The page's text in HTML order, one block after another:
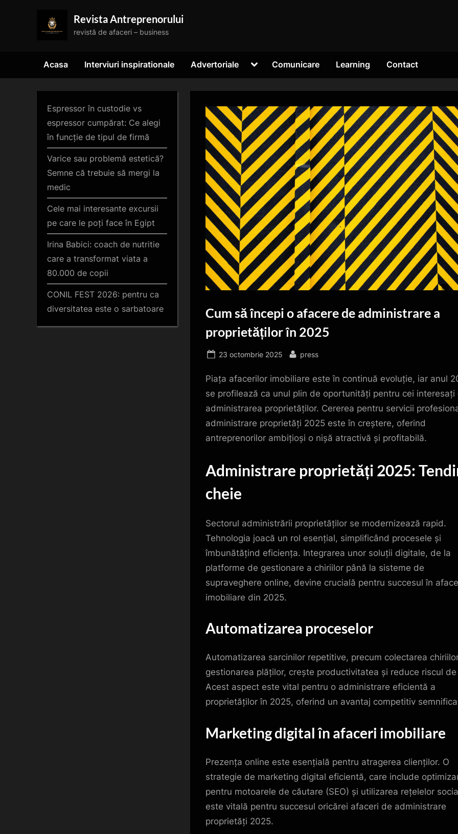
Revista Antreprenorului
revistă de afaceri – business
Acasa Interviuri inspirationale Advertoriale
Toggle
menu
Comunicare Learning Contact
Cum să începi o afacere de administrare a
proprietăților în 2025
Posted
23 octombrie 2025 By
press
Piața afacerilor imobiliare este în continuă evoluție, iar anul
se profilează ca unul plin de oportunități pentru cei interesați
administrarea proprietăților. Cererea pentru servicii
administrare proprietăți 2025 este în creștere, oferind
antreprenorilor ambițioși o nișă atractivă și profitabilă.
Administrare proprietăți 2025:
cheie
Sectorul administrării proprietăților se modernizează rapid.
Tehnologia joacă un rol esențial, simplificând procesele și
îmbunătățind eficiența. Integrarea unor soluții digitale, de la
platforme de gestionare a chiriilor până la sisteme de
supraveghere online, devine crucială pentru succesul în
imobiliare din 2025.
Automatizarea proceselor
Automatizarea sarcinilor repetitive, precum colectarea
gestionarea plăților, crește productivitatea și reduce riscul de
Acest aspect este vital pentru o administrare eficientă a
proprietăților în 2025, oferind un avantaj competitiv
Marketing digital în afaceri imobiliare
Prezența online este esențială pentru atragerea clienților. O
strategie de marketing digital eficientă, care include
pentru motoarele de căutare (SEO) și utilizarea rețelelor
este vitală pentru succesul oricărei afaceri de administrare
proprietăți 2025.
Espressor în custodie vs
espressor cumpărat: Ce alegi
în funcție de tipul de firmă
Varice sau problemă estetică?
Semne că trebuie să mergi la
medic
Cele mai interesante excursii
pe care le poți face în Egipt
Irina Babici: coach de nutritie
care a transformat viata a
80.000 de copii
CONIL FEST 2026: pentru ca
diversitatea este o sarbatoare